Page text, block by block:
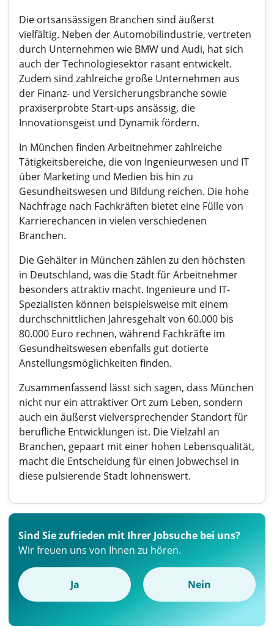
Die ortsansässigen Branchen sind äußerst
vielfältig. Neben der Automobilindustrie, vertreten
durch Unternehmen wie BMW und Audi, hat sich
auch der Technologiesektor rasant entwickelt.
Zudem sind zahlreiche große Unternehmen aus
der Finanz- und Versicherungsbranche sowie
praxiserprobte Start-ups ansässig, die
Innovationsgeist und Dynamik fördern.
In München finden Arbeitnehmer zahlreiche
Tätigkeitsbereiche, die von Ingenieurwesen und IT
über Marketing und Medien bis hin zu
Gesundheitswesen und Bildung reichen. Die hohe
Nachfrage nach Fachkräften bietet eine Fülle von
Karrierechancen in vielen verschiedenen
Branchen.
Die Gehälter in München zählen zu den höchsten
in Deutschland, was die Stadt für Arbeitnehmer
besonders attraktiv macht. Ingenieure und IT-
Spezialisten können beispielsweise mit einem
durchschnittlichen Jahresgehalt von 60.000 bis
80.000 Euro rechnen, während Fachkräfte im
Gesundheitswesen ebenfalls gut dotierte
Anstellungsmöglichkeiten finden.
Zusammenfassend lässt sich sagen, dass München
nicht nur ein attraktiver Ort zum Leben, sondern
auch ein äußerst vielversprechender Standort für
berufliche Entwicklungen ist. Die Vielzahl an
Branchen, gepaart mit einer hohen Lebensqualität,
macht die Entscheidung für einen Jobwechsel in
diese pulsierende Stadt lohnenswert.
Sind Sie zufrieden mit Ihrer Jobsuche bei uns?
Wir freuen uns von Ihnen zu hören.
Ja Nein